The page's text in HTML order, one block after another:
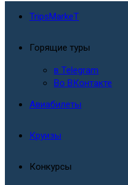
TripsMarkeT
Горящие туры
в Telegram
Во ВКонтакте
Авиабилеты
Круизы
Конкурсы